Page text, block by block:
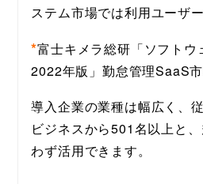
ステム市場では利用ユーザ
*富士キメラ総研「ソフトウ
2022年版」勤怠管理SaaS
導入企業の業種は幅広く、
ビジネスから501名以上と
わず活用できます。